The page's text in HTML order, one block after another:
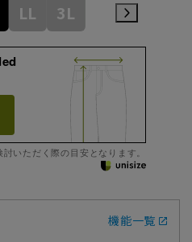
LL 3L
いただく際の目安となります。
機能一覧